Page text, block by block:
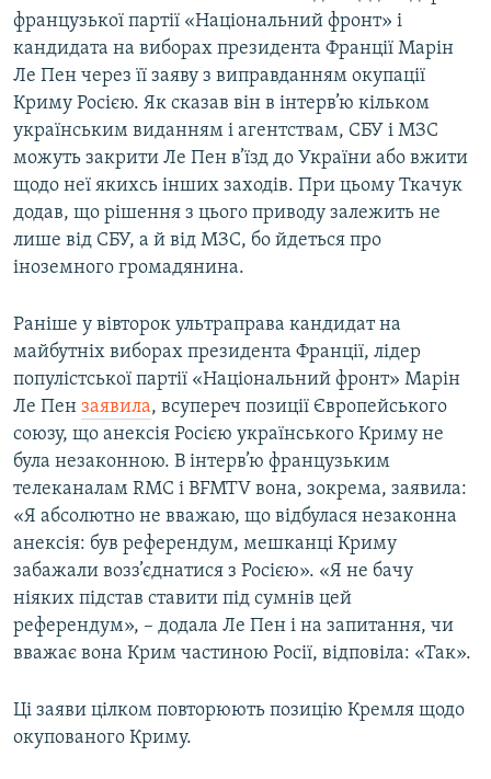
французької партії «Національний фронт» і
кандидата на виборах президента Франції Марін
Ле Пен через її заяву з виправданням окупації
Криму Росією. Як сказав він в інтерв’ю кільком
українським виданням і агентствам, СБУ і МЗС
можуть закрити Ле Пен в’їзд до України або вжити
щодо неї якихсь інших заходів. При цьому Ткачук
додав, що рішення з цього приводу залежить не
лише від СБУ, а й від МЗС, бо йдеться про
іноземного громадянина.
Раніше у вівторок ультраправа кандидат на
майбутніх виборах президента Франції, лідер
популістської партії «Національний фронт» Марін
Ле Пен заявила, всупереч позиції Європейського
союзу, що анексія Росією українського Криму не
була незаконною. В інтерв’ю французьким
телеканалам RMC і BFMTV вона, зокрема, заявила:
«Я абсолютно не вважаю, що відбулася незаконна
анексія: був референдум, мешканці Криму
забажали возз’єднатися з Росією». «Я не бачу
ніяких підстав ставити під сумнів цей
референдум», – додала Ле Пен і на запитання, чи
вважає вона Крим частиною Росії, відповіла: «Так».
Ці заяви цілком повторюють позицію Кремля щодо
окупованого Криму.